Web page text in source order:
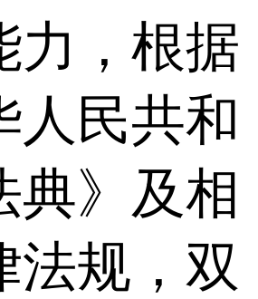
力，根据
人民共和
典》及相
法规，双